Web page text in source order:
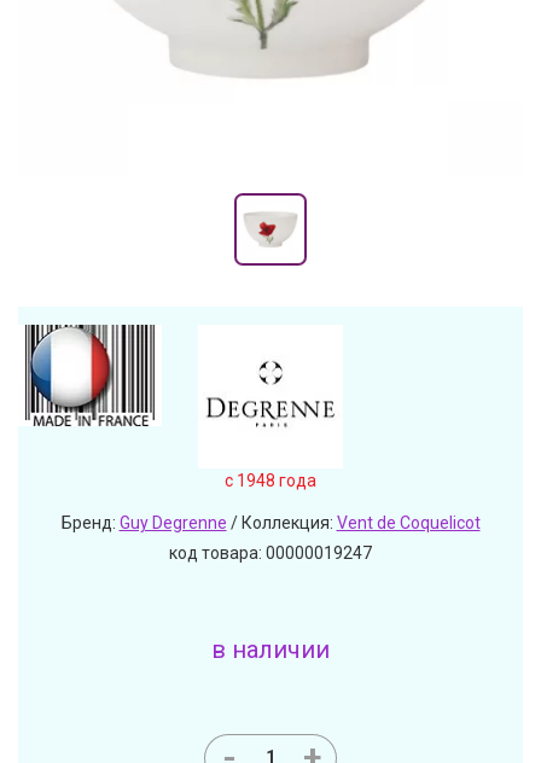
c 1948 года
Бренд: Guy Degrenne / Коллекция: Vent de Coquelicot
код товара: 00000019247
в наличии